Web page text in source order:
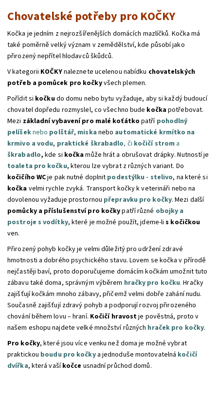
Chovatelské potřeby pro KOČKY
Kočka je jedním z nejrozšířenějších domácích mazlíčků. Kočka má
také poměrně velký význam v zemědělství, kde působí jako
přirozený nepřítel hlodavců škůdců.
V kategorii KOČKYnaleznete ucelenou nabídku chovatelských
potřeb a pomůcek pro kočkyvšech plemen.
Pořídit si kočkudo domu nebo bytu vyžaduje, aby si každý budoucí
chovatel dopředu rozmyslel, co všechno bude kočkapotřebovat.
Mezi základní vybavenípro malé koťátko patří pohodlný
pelíšeknebo polštář, miska nebo automatické krmítko na
krmivo a vodu, praktické škrabadlo, či kočičí strom a
škrabadlo, kde si kočkamůže hrát a obrušovat drápky. Nutností je
toaleta pro kočku, kterou lze vybrat z různých variant. Do
kočičího WCje pak nutné doplnit podestýlku - stelivo, na které si
kočka velmi rychle zvyká. Transport kočky k veterináři nebo na
dovolenou vyžaduje prostornou přepravku pro kočky. Mezi další
pomůcky a příslušenství pro kočkypatří různé obojky a
postroje s vodítky, které je možné použít, jdeme-lis kočičkou
ven.
Přirozený pohyb kočky je velmi důležitý pro udržení zdravé
hmotnosti a dobrého psychického stavu. Lovem se kočka v přírodě
nejčastěji baví, proto doporučujeme domácím kočkám umožnit tuto
zábavu také doma, správným výběrem hračky pro kočku. Hračky
zajišťují kočkám mnoho zábavy, přičemž velmi dobře zahání nudu.
Současně zajišťují zdravý pohyb a podporují rozvoj přirozeného
chování během lovu – hraní. Kočičí hravostje pověstná, proto v
našem eshopu najdete velké množství různých hraček pro kočky.
Pro kočky, které jsou více venku než doma je možné vybrat
praktickou boudu pro kočkya jednoduše montovatelná kočičí
dvířka, která vašíkočce usnadní průchod domů.